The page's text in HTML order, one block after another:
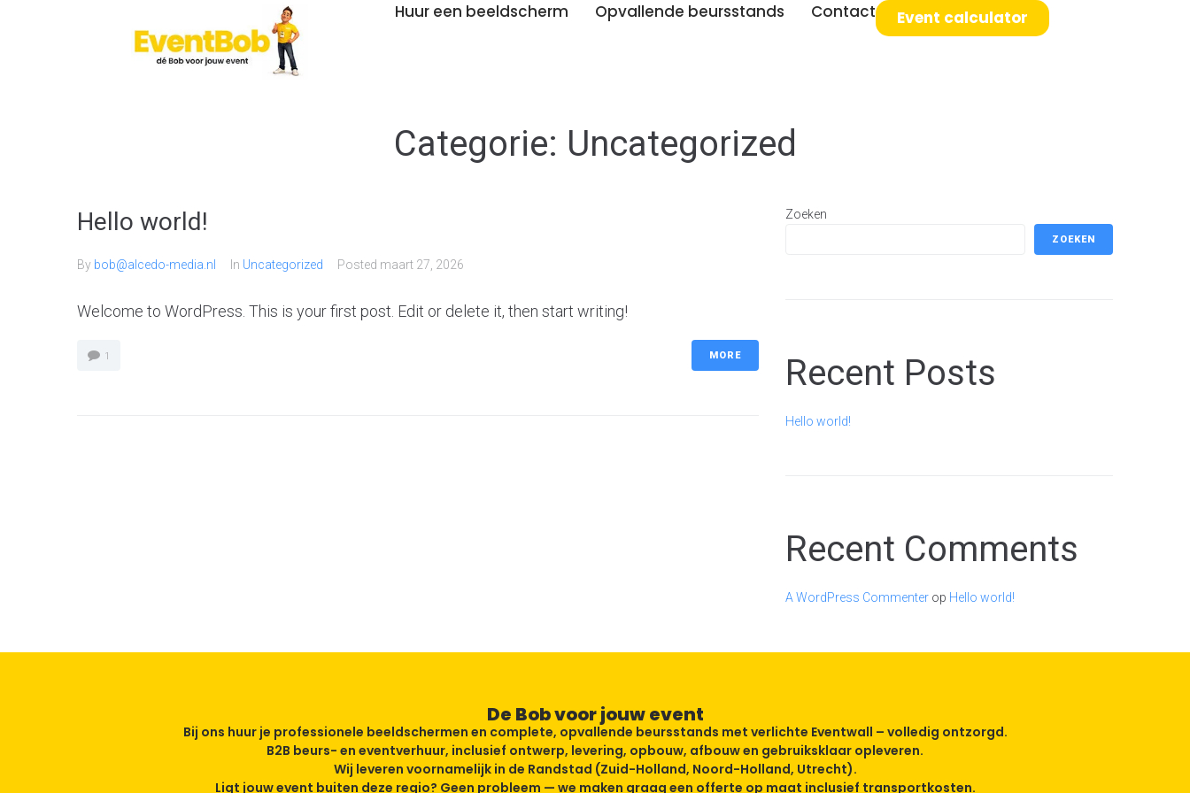
Huur een beeldscherm Opvallende beursstands Contact Event calculator
Categorie: Uncategorized
Hello world!
By bob@alcedo-media.nl In Uncategorized Posted maart 27, 2026
Welcome to WordPress. This is your first post. Edit or delete it, then start writing!
1 MORE
Zoeken
ZOEKEN
Recent Posts
Hello world!
Recent Comments
A WordPress Commenter op Hello world!
De Bob voor jouw event
Bij ons huur je professionele beeldschermen en complete, opvallende beursstands met verlichte Eventwall – volledig ontzorgd.
B2B beurs- en eventverhuur, inclusief ontwerp, levering, opbouw, afbouw en gebruiksklaar opleveren.
Wij leveren voornamelijk in de Randstad (Zuid-Holland, Noord-Holland, Utrecht).
Ligt jouw event buiten deze regio? Geen probleem — we maken graag een offerte op maat inclusief transportkosten.